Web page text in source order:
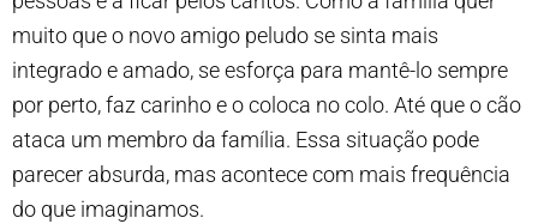
muito que o novo amigo peludo se sinta mais
integrado e amado, se esforça para mantê-lo sempre
por perto, faz carinho e o coloca no colo. Até que o cão
ataca um membro da família. Essa situação pode
parecer absurda, mas acontece com mais frequência
do que imaginamos.